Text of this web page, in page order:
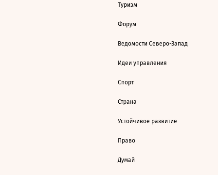
Туризм
Форум
Ведомости Северо-Запад
Идеи управления
Спорт
Страна
Устойчивое развитие
Право
Думай